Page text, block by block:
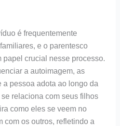
é frequentemente
e o parentesco
papel crucial nesse processo.
a autoimagem, as
a pessoa adota ao longo da
relaciona com seus filhos
como eles se veem no
com os outros, refletindo a